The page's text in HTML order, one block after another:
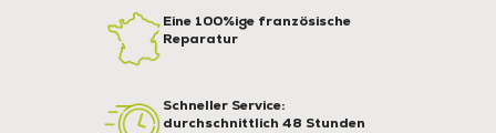
Eine 100%ige französische
Reparatur
Schneller Service:
durchschnittlich 48 Stunden